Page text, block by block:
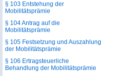
§ 103 Entstehung der
Mobilitätsprämie
§ 104 Antrag auf die
Mobilitätsprämie
§ 105 Festsetzung und Auszahlung
der Mobilitätsprämie
§ 106 Ertragsteuerliche
Behandlung der Mobilitätsprämie